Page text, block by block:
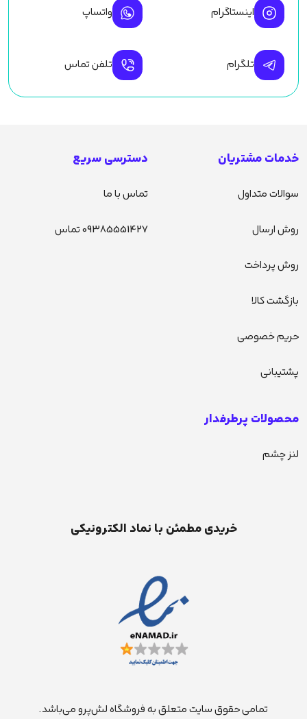
اینستاگرام واتساپ
تلگرام تلفن تماس
خدمات مشتریان
سوالات متداول
روش ارسال
روش پرداخت
بازگشت کالا
حریم خصوصی
پشتیبانی
دسترسی سریع
تماس با ما
09385551427 تماس
محصولات پرطرفدار
لنز چشم
خریدی مطمئن با نماد الکترونیکی
تمامی حقوق سایت متعلق به فروشگاه لش‌پرو می‌باشد.